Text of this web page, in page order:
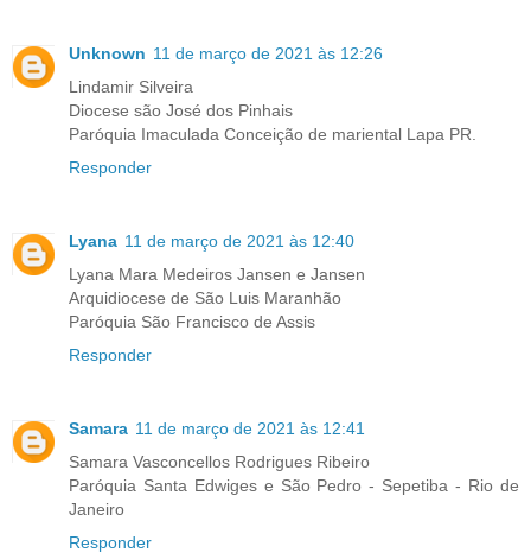
Unknown 11 de março de 2021 às 12:26
Lindamir Silveira
Diocese são José dos Pinhais
Paróquia Imaculada Conceição de mariental Lapa PR.
Responder
Lyana 11 de março de 2021 às 12:40
Lyana Mara Medeiros Jansen e Jansen
Arquidiocese de São Luis Maranhão
Paróquia São Francisco de Assis
Responder
Samara 11 de março de 2021 às 12:41
Samara Vasconcellos Rodrigues Ribeiro
Paróquia Santa Edwiges e São Pedro - Sepetiba - Rio de
Janeiro
Responder